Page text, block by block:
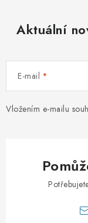
Aktuální
E-mail
Vložením e-mailu